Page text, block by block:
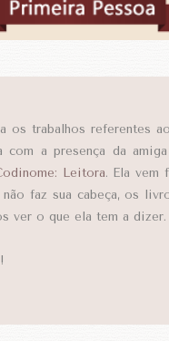
os trabalhos referentes
com a presença da
Leitora. Ela vem
faz sua cabeça, os
ver o que ela tem a dizer.